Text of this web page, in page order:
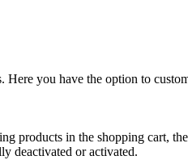
you have the option to
products in the shopping cart,
deactivated or activated.